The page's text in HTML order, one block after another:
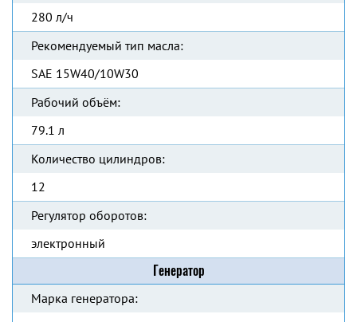
280 л/ч
Рекомендуемый тип масла:
SAE 15W40/10W30
Рабочий объём:
79.1 л
Количество цилиндров:
12
Регулятор оборотов:
электронный
Генератор
Марка генератора: